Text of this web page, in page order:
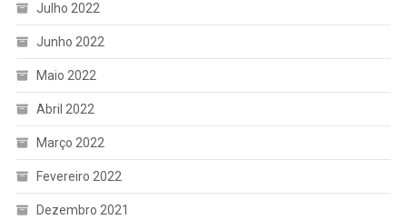
Julho 2022
Junho 2022
Maio 2022
Abril 2022
Março 2022
Fevereiro 2022
Dezembro 2021